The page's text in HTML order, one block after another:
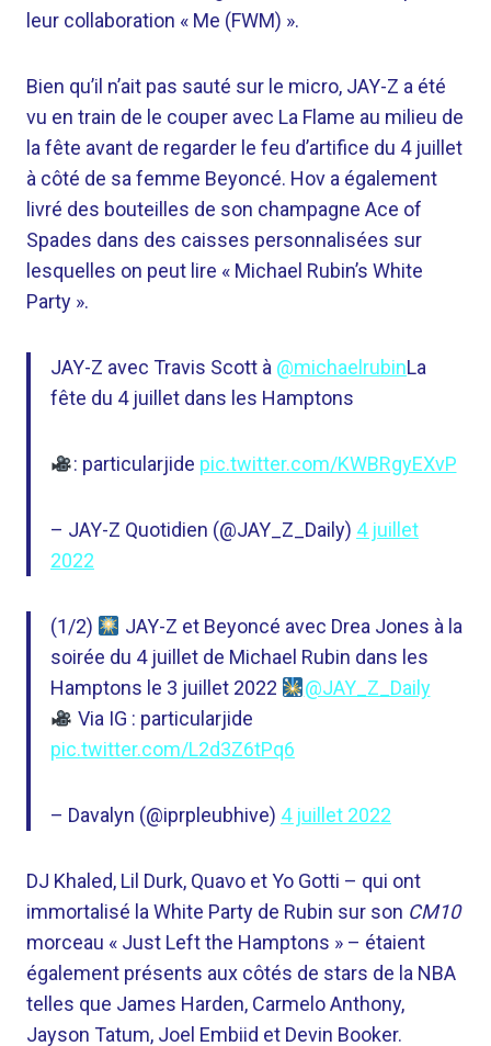
leur collaboration « Me (FWM) ».
Bien qu’il n’ait pas sauté sur le micro, JAY-Z a été
vu en train de le couper avec La Flame au milieu de
la fête avant de regarder le feu d’artifice du 4 juillet
à côté de sa femme Beyoncé. Hov a également
livré des bouteilles de son champagne Ace of
Spades dans des caisses personnalisées sur
lesquelles on peut lire « Michael Rubin’s White
Party ».
JAY-Z avec Travis Scott à @michaelrubinLa
fête du 4 juillet dans les Hamptons
: particularjide pic.twitter.com/KWBRgyEXvP
– JAY-Z Quotidien (@JAY_Z_Daily) 4 juillet
2022
(1/2)
JAY-Z et Beyoncé avec Drea Jones à la
soirée du 4 juillet de Michael Rubin dans les
Hamptons le 3 juillet 2022
@JAY_Z_Daily
Via IG : particularjide
pic.twitter.com/L2d3Z6tPq6
– Davalyn (@iprpleubhive) 4 juillet 2022
DJ Khaled, Lil Durk, Quavo et Yo Gotti – qui ont
immortalisé la White Party de Rubin sur son CM10
morceau « Just Left the Hamptons » – étaient
également présents aux côtés de stars de la NBA
telles que James Harden, Carmelo Anthony,
Jayson Tatum, Joel Embiid et Devin Booker.